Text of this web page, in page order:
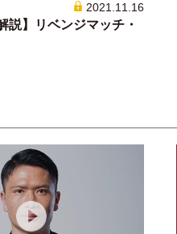
2021.11.16
説】リベンジマッチ・